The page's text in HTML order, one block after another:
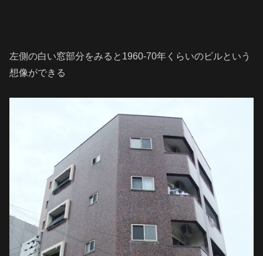
左側の白い窓部分をみると1960-70年くらいのビルという
想像ができる